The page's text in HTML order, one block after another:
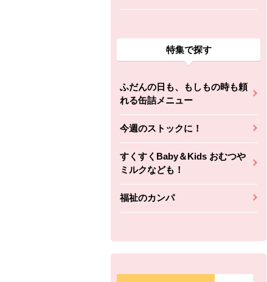
特集で探す
ふだんの日も、もしもの時も頼
れる缶詰メニュー
今週のストックに！
すくすくBaby＆Kids おむつや
ミルクなども！
福祉のカンパ